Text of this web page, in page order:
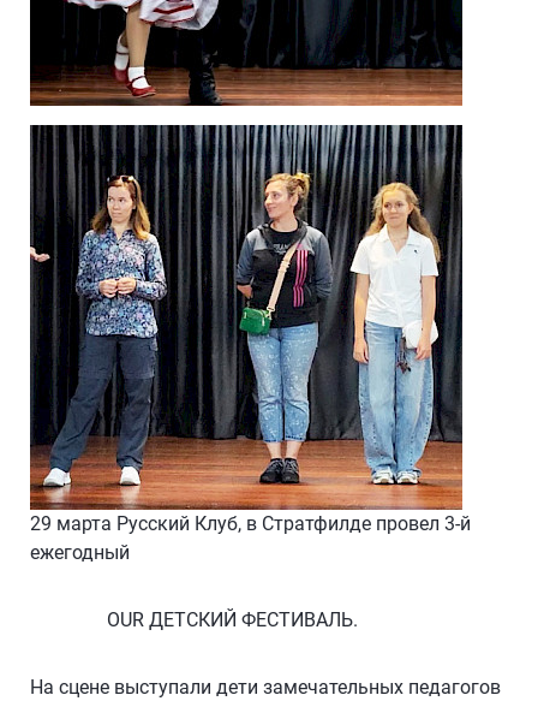
29 марта Русский Клуб, в Стратфилде провел 3-й
ежегодный
OUR ДЕТСКИЙ ФЕСТИВАЛЬ.
На сцене выступали дети замечательных педагогов